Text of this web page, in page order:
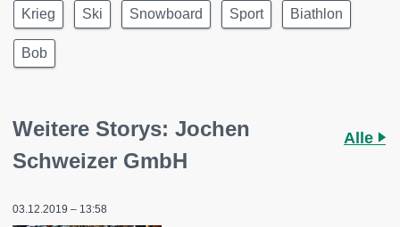
Krieg Ski Snowboard Sport Biathlon
Bob
Weitere Storys: Jochen
Schweizer GmbH
Alle
03.12.2019 – 13:58